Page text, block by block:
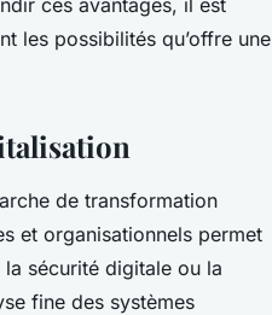
les possibilités qu’offre une
de transformation
et organisationnels permet
sécurité digitale ou la
fine des systèmes